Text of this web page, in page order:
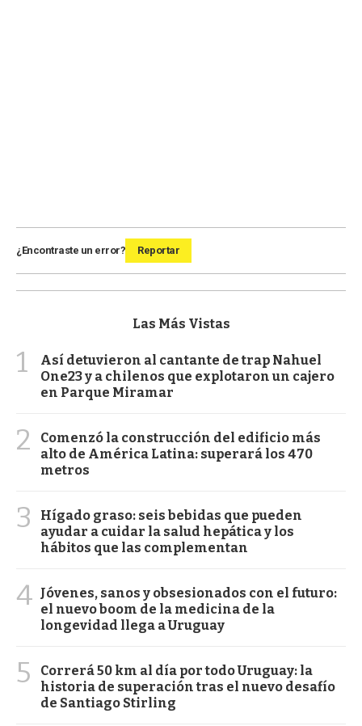
¿Encontraste un error? Reportar
Las Más Vistas
1
Así detuvieron al cantante de trap Nahuel
One23 y a chilenos que explotaron un cajero
en Parque Miramar
2
Comenzó la construcción del edificio más
alto de América Latina: superará los 470
metros
3
Hígado graso: seis bebidas que pueden
ayudar a cuidar la salud hepática y los
hábitos que las complementan
4 Jóvenes, sanos y obsesionados con el futuro:
el nuevo boom de la medicina de la
longevidad llega a Uruguay
5
Correrá 50 km al día por todo Uruguay: la
historia de superación tras el nuevo desafío
de Santiago Stirling